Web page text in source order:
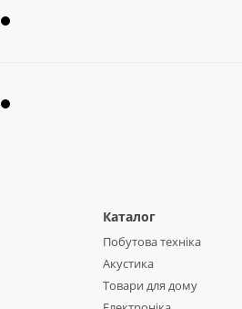
Каталог
Побутова техніка
Акустика
Товари для дому